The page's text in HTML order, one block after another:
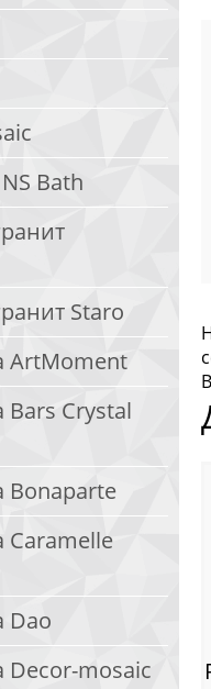
Bath
Staro
ArtMoment
Bars Crystal
Bonaparte
Caramelle
Dao
Decor-mosaic